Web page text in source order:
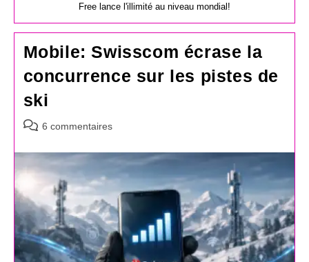
Free lance l'illimité au niveau mondial!
Mobile: Swisscom écrase la
concurrence sur les pistes de
ski
Commentaires
la
publication :
6 commentaires